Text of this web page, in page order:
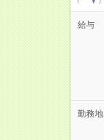
給与
勤務地